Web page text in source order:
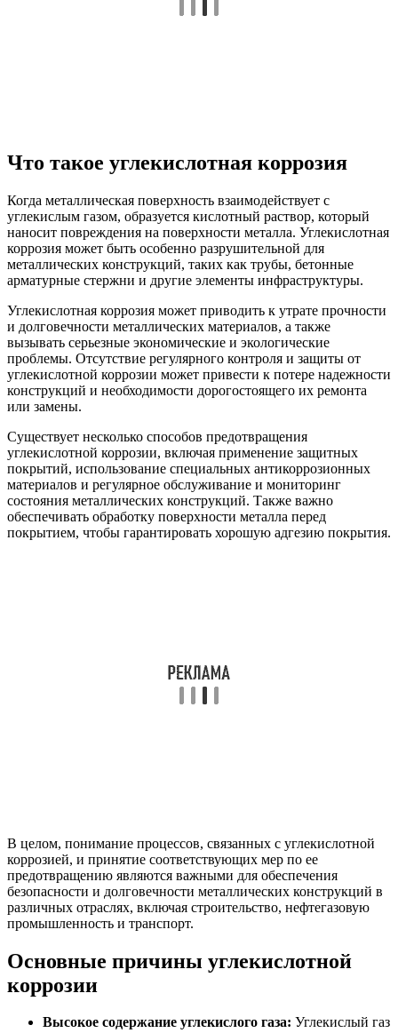
Что такое углекислотная коррозия
Когда металлическая поверхность взаимодействует с
углекислым газом, образуется кислотный раствор, который
наносит повреждения на поверхности металла. Углекислотная
коррозия может быть особенно разрушительной для
металлических конструкций, таких как трубы, бетонные
арматурные стержни и другие элементы инфраструктуры.
Углекислотная коррозия может приводить к утрате прочности
и долговечности металлических материалов, а также
вызывать серьезные экономические и экологические
проблемы. Отсутствие регулярного контроля и защиты от
углекислотной коррозии может привести к потере надежности
конструкций и необходимости дорогостоящего их ремонта
или замены.
Существует несколько способов предотвращения
углекислотной коррозии, включая применение защитных
покрытий, использование специальных антикоррозионных
материалов и регулярное обслуживание и мониторинг
состояния металлических конструкций. Также важно
обеспечивать обработку поверхности металла перед
покрытием, чтобы гарантировать хорошую адгезию покрытия.
В целом, понимание процессов, связанных с углекислотной
коррозией, и принятие соответствующих мер по ее
предотвращению являются важными для обеспечения
безопасности и долговечности металлических конструкций в
различных отраслях, включая строительство, нефтегазовую
промышленность и транспорт.
Основные причины углекислотной
коррозии
Высокое содержание углекислого газа: Углекислый газ